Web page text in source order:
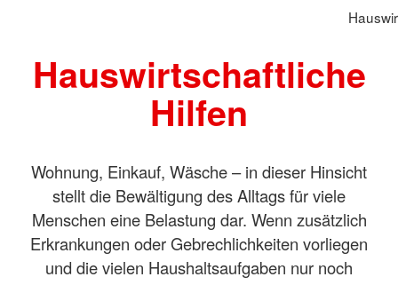
Hauswirtschaftliche
Hilfen
Wohnung, Einkauf, Wäsche – in dieser Hinsicht
stellt die Bewältigung des Alltags für viele
Menschen eine Belastung dar. Wenn zusätzlich
Erkrankungen oder Gebrechlichkeiten vorliegen
und die vielen Haushaltsaufgaben nur noch